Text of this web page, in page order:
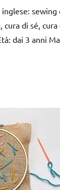
inglese:
di sé, cura
dai 3 anni